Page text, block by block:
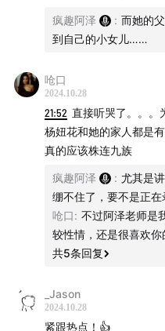
那以后有段时间我变得
这种人有时候你外表根
疯趣阿泽 : 而她的
到自己的小女儿……
呛口
2024.10.28
21:52 直接听哭了。。。
杨妞花和她的家人都是
真的应该株连九族
疯趣阿泽 : 尤其是
绷不住了，要不是正
呛口: 不过阿泽老师是
较性情，还是很喜欢你
共5条回复
_Jason
2024.10.28
紧跟热点！👍